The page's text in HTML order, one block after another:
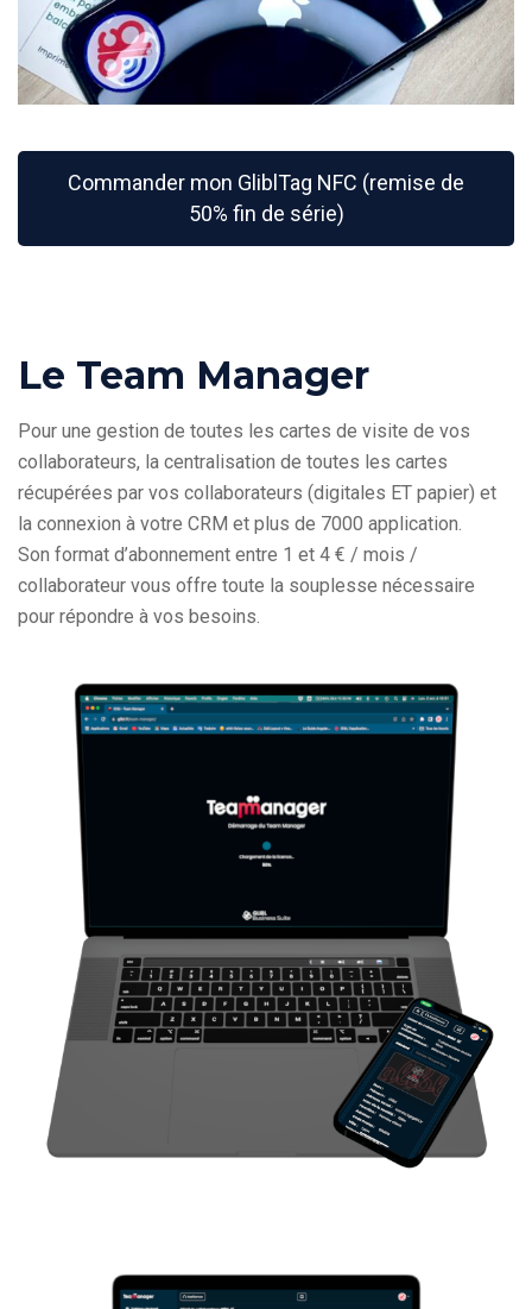
Commander mon GliblTag NFC (remise de
50% fin de série)
Le Team Manager
Pour une gestion de toutes les cartes de visite de vos
collaborateurs, la centralisation de toutes les cartes
récupérées par vos collaborateurs (digitales ET papier) et
la connexion à votre CRM et plus de 7000 application.
Son format d’abonnement entre 1 et 4 € / mois /
collaborateur vous offre toute la souplesse nécessaire
pour répondre à vos besoins.